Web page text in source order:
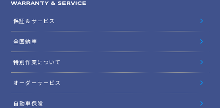
WARRANTY & SERVICE
保証＆サービス
全国納車
特別作業について
オーダーサービス
自動車保険